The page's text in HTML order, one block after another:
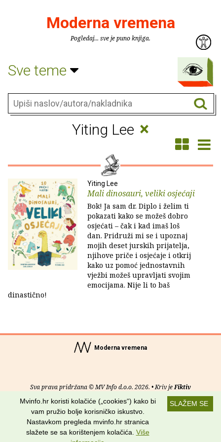
Moderna vremena
Pogledaj... sve je puno knjiga.
Sve teme
Yiting Lee ×
Yiting Lee
Mali dinosauri, veliki osjećaji
Bok! Ja sam dr. Diplo i želim ti
pokazati kako se možeš dobro
osjećati – čak i kad imaš loš
dan. Pridruži mi se i upoznaj
mojih deset jurskih prijatelja,
njihove priče i osjećaje i otkrij
kako uz pomoć jednostavnih
vježbi možeš upravljati svojim
emocijama. Nije li to baš
dinastično!
Moderna vremena
Sva prava pridržana © MV Info d.o.o. 2026. • Kriv jeFiktiv
Uvjeti korištenja RSS kanali
Potraži nas na:
SLAŽEM SE
Mvinfo.hr koristi kolačiće („cookies“) kako bi
vam pružio bolje korisničko iskustvo.
Nastavkom pregleda mvinfo.hr stranica
slažete se sa korištenjem kolačića. Više